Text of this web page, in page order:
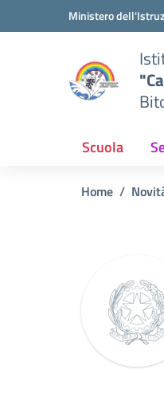
Vai ai contenuti
Vai al menu di navigazione
Ministero
Scuola
Home